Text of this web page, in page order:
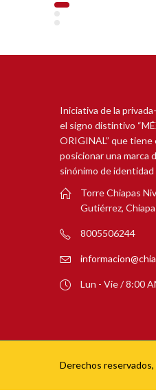
Iniciativa de la
el signo distintivo
ORIGINAL” que tiene
posicionar una marca
sinónimo de identidad
Torre Chiapas
Gutiérrez,
8005506244
Lun - Vie / 8:00
Derechos